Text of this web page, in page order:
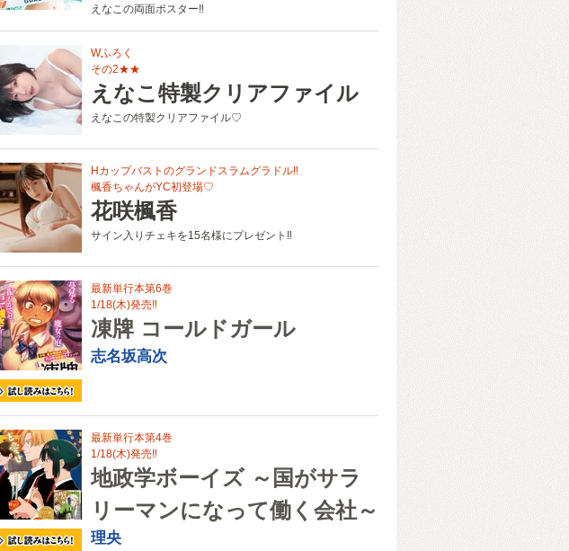
えなこの両面ポスター‼
Wふろく
その2★★
えなこ特製クリアファイル
えなこの特製クリアファイル♡
Hカップバストのグランドスラムグラドル‼
楓香ちゃんがYC初登場♡
花咲楓香
サイン入りチェキを15名様にプレゼント‼
最新単行本第6巻
1/18(木)発売‼
凍牌 コールドガール
志名坂高次
最新単行本第4巻
1/18(木)発売‼
地政学ボーイズ ～国がサラ
リーマンになって働く会社～
理央